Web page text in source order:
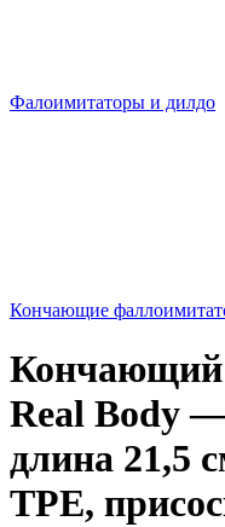
Фалоимитаторы и дилдо
Кончающие
Кончающий
Real Body
длина 21,5
ТРЕ,